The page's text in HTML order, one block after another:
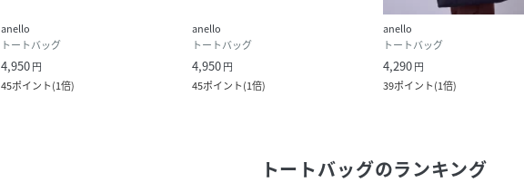
anello
トートバッグ
4,950円
45ポイント(1倍)
anello
トートバッグ
4,950円
45ポイント(1倍)
anello
トートバッグ
4,290円
39ポイント(1倍)
トートバッグのランキング